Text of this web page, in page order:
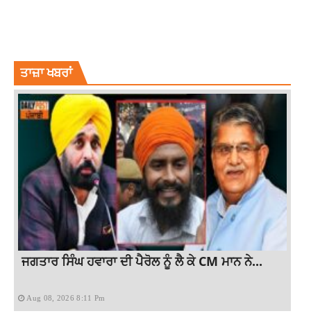
ਤਾਜ਼ਾ ਖਬਰਾਂ
ਜਗਤਾਰ ਸਿੰਘ ਹਵਾਰਾ ਦੀ ਪੈਰੋਲ ਨੂੰ ਲੈ ਕੇ CM ਮਾਨ ਨੇ...
Aug 08, 2026 8:11 Pm